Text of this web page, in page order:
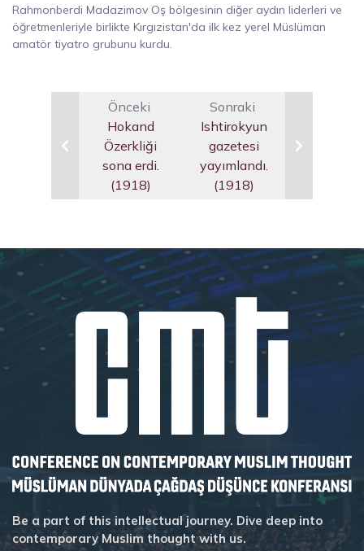
Rahmonberdi Madazimov Oş bölgesinin diğer aydın liderleri ve
öğretmenleriyle birlikte Kırgızistan'da ilk kez yerel Müslüman
amatör tiyatro grubunu kurdu.
Önceki
Hokand
Özerkliği
sona erdi.
(1918)
Sonraki
Ishtirokyun
gazetesi
yayımlandı.
(1918)
Be a part of this intellectual journey. Dive deep into
contemporary Muslim thought with us.